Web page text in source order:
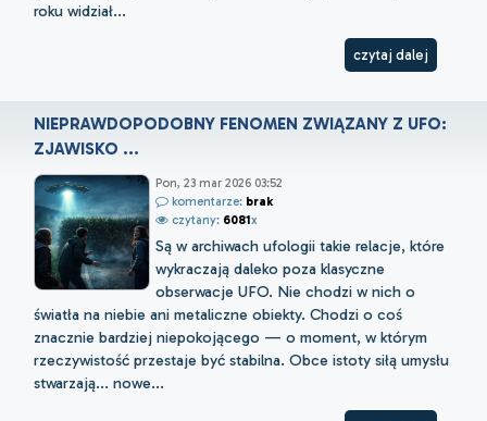
roku widział...
czytaj dalej
NIEPRAWDOPODOBNY FENOMEN ZWIĄZANY Z UFO:
ZJAWISKO ...
Pon, 23 mar 2026 03:52
komentarze: brak
czytany: 6081x
Są w archiwach ufologii takie relacje, które
wykraczają daleko poza klasyczne
obserwacje UFO. Nie chodzi w nich o
światła na niebie ani metaliczne obiekty. Chodzi o coś
znacznie bardziej niepokojącego — o moment, w którym
rzeczywistość przestaje być stabilna. Obce istoty siłą umysłu
stwarzają... nowe...